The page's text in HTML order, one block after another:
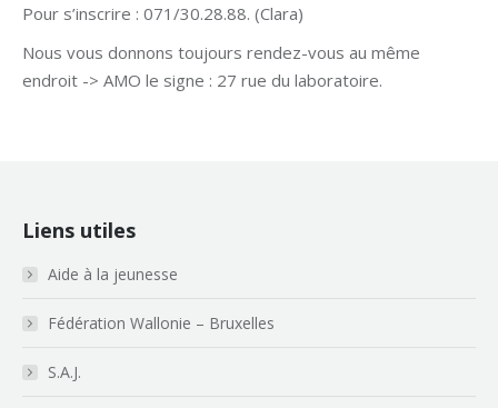
Pour s’inscrire : 071/30.28.88. (Clara)
Nous vous donnons toujours rendez-vous au même
endroit -> AMO le signe : 27 rue du laboratoire.
Liens utiles
Aide à la jeunesse
Fédération Wallonie – Bruxelles
S.A.J.